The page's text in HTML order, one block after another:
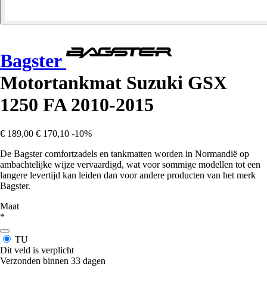
Bagster
Motortankmat Suzuki GSX
1250 FA 2010-2015
€ 189,00 € 170,10 -10%
De Bagster comfortzadels en tankmatten worden in Normandië op
ambachtelijke wijze vervaardigd, wat voor sommige modellen tot een
langere levertijd kan leiden dan voor andere producten van het merk
Bagster.
Maat
*
TU
Dit veld is verplicht
Verzonden binnen 33 dagen